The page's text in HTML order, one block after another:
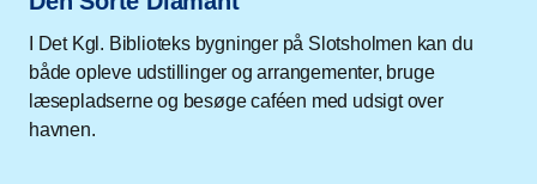
I Det Kgl. Biblioteks bygninger på Slotsholmen kan du
både opleve udstillinger og arrangementer, bruge
læsepladserne og besøge caféen med udsigt over
havnen.